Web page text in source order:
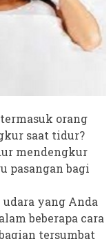
orang
saat tidur?
mendengkur
pasangan bagi
yang Anda
beberapa cara
tersumbat